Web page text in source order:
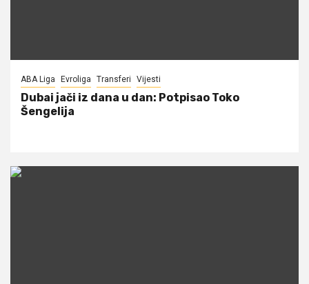
ABA Liga Evroliga Transferi Vijesti
Dubai jači iz dana u dan: Potpisao Toko
Šengelija